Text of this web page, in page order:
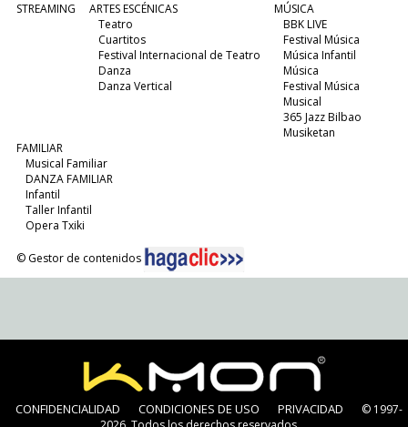
STREAMING
ARTES ESCÉNICAS
Teatro
Cuartitos
Festival Internacional de Teatro
Danza
Danza Vertical
MÚSICA
BBK LIVE
Festival Música
Música Infantil
Música
Festival Música
Musical
365 Jazz Bilbao
Musiketan
FAMILIAR
Musical Familiar
DANZA FAMILIAR
Infantil
Taller Infantil
Opera Txiki
© Gestor de contenidos
CONFIDENCIALIDAD CONDICIONES DE USO PRIVACIDAD
© 1997-